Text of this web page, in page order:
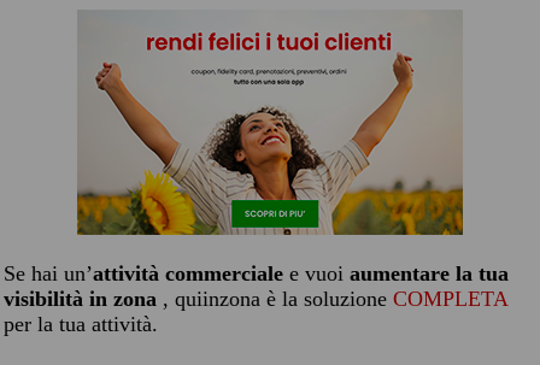
Se hai un’attività commerciale e vuoi aumentare la tua
visibilità in zona , quiinzona è la soluzione COMPLETA
per la tua attività.